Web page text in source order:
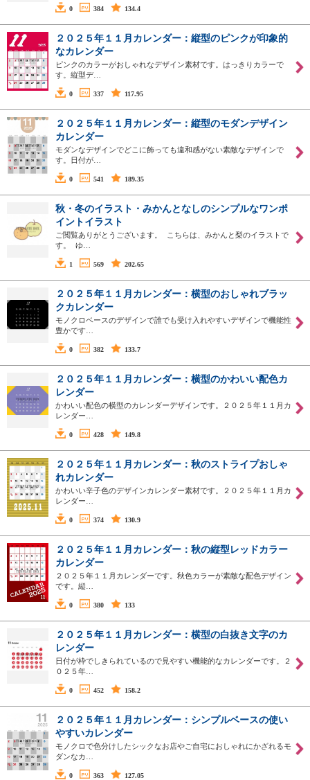
0 384 134.4
２０２５年１１月カレンダー：縦型のピンクが印象的
なカレンダー
ピンクのカラーがおしゃれなデザイン素材です。はっきりカラーで
す。縦型デ…
0 337 117.95
２０２５年１１月カレンダー：縦型のモダンデザイン
カレンダー
モダンなデザインでどこに飾っても違和感がない素敵なデザインで
す。日付が…
0 541 189.35
秋・冬のイラスト・みかんとなしのシンプルなワンポ
イントイラスト
ご閲覧ありがとうございます。 こちらは、みかんと梨のイラストで
す。 ゆ…
1 569 202.65
２０２５年１１月カレンダー：横型のおしゃれブラッ
クカレンダー
モノクロベースのデザインで誰でも受け入れやすいデザインで機能性
豊かです…
0 382 133.7
２０２５年１１月カレンダー：横型のかわいい配色カ
レンダー
かわいい配色の横型のカレンダーデザインです。２０２５年１１月カ
レンダー…
0 428 149.8
２０２５年１１月カレンダー：秋のストライプおしゃ
れカレンダー
かわいい辛子色のデザインカレンダー素材です。２０２５年１１月カ
レンダー…
0 374 130.9
２０２５年１１月カレンダー：秋の縦型レッドカラー
カレンダー
２０２５年１１月カレンダーです。秋色カラーが素敵な配色デザイン
です。縦…
0 380 133
２０２５年１１月カレンダー：横型の白抜き文字のカ
レンダー
日付が枠でしきられているので見やすい機能的なカレンダーです。２
０２５年…
0 452 158.2
２０２５年１１月カレンダー：シンプルベースの使い
やすいカレンダー
モノクロで色分けしたシックなお店やご自宅におしゃれにかざれるモ
ダンなカ…
0 363 127.05